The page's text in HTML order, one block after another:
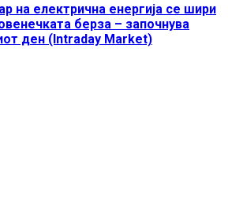
на електрична енергија се шири
берза – започнува
ден (Intraday Market)